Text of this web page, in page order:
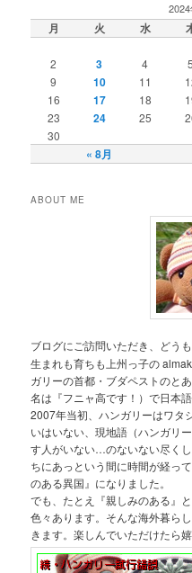
ョ
ン
月 火 水
« 8月
2
3 4 5
9
10 11
16
17 18
23
24 25
30
ABOUT ME
ブログにご訪問いただき、どう
生まれも育ちも上州っ子の
ガリーの首都・ブダペストのと
名は『フニャ高です！）で日本語
2007年当初、ハンガリーはワタ
いはいない、現地語（ハンガリ
す人がいない…のないない尽く
ちにあっという間に時間が経っ
のある異国』になりました。
でも、たとえ『親しみのある』
色々あります。そんな海外暮ら
きます。楽しんでいただけたら嬉